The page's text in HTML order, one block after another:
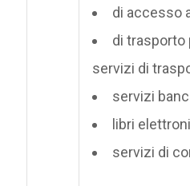
di accesso
di trasporto
servizi di
servizi
libri
servizi di